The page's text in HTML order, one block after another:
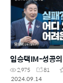
임승택IM-성공
2,975 81
2024.09.14